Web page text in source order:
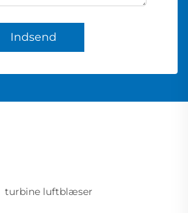
Indsend
turbine luftblæser